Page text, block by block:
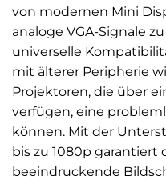
von modernen Mini
analoge VGA-Signale
universelle
mit älterer Peripherie
Projektoren, die über
verfügen, eine
können. Mit der
bis zu 1080p garantiert
beeindruckende